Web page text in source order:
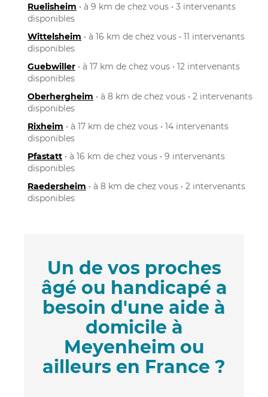
Ruelisheim • à 9 km de chez vous • 3 intervenants
disponibles
Wittelsheim • à 16 km de chez vous • 11 intervenants
disponibles
Guebwiller • à 17 km de chez vous • 12 intervenants
disponibles
Oberhergheim • à 8 km de chez vous • 2 intervenants
disponibles
Rixheim • à 17 km de chez vous • 14 intervenants
disponibles
Pfastatt • à 16 km de chez vous • 9 intervenants
disponibles
Raedersheim • à 8 km de chez vous • 2 intervenants
disponibles
Un de vos proches
âgé ou handicapé a
besoin d'une aide à
domicile à
Meyenheim ou
ailleurs en France ?